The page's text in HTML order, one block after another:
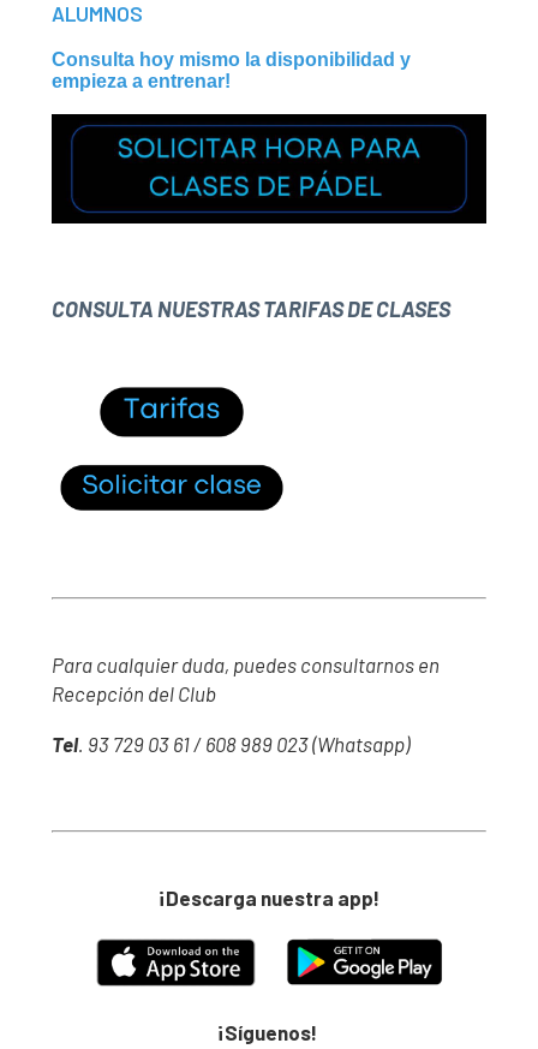
ALUMNOS
Consulta hoy mismo la disponibilidad y
empieza a entrenar!
CONSULTA NUESTRAS TARIFAS DE CLASES
Para cualquier duda, puedes consultarnos en
Recepción del Club
Tel. 93 729 03 61 / 608 989 023 (Whatsapp)
¡Descarga nuestra app!
¡Síguenos!